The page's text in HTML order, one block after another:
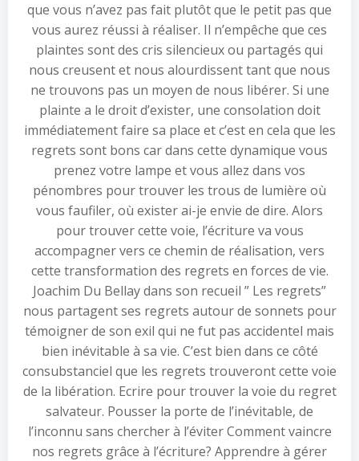
que vous n’avez pas fait plutôt que le petit pas que
vous aurez réussi à réaliser. Il n’empêche que ces
plaintes sont des cris silencieux ou partagés qui
nous creusent et nous alourdissent tant que nous
ne trouvons pas un moyen de nous libérer. Si une
plainte a le droit d’exister, une consolation doit
immédiatement faire sa place et c’est en cela que les
regrets sont bons car dans cette dynamique vous
prenez votre lampe et vous allez dans vos
pénombres pour trouver les trous de lumière où
vous faufiler, où exister ai-je envie de dire. Alors
pour trouver cette voie, l’écriture va vous
accompagner vers ce chemin de réalisation, vers
cette transformation des regrets en forces de vie.
Joachim Du Bellay dans son recueil ” Les regrets”
nous partagent ses regrets autour de sonnets pour
témoigner de son exil qui ne fut pas accidentel mais
bien inévitable à sa vie. C’est bien dans ce côté
consubstanciel que les regrets trouveront cette voie
de la libération. Ecrire pour trouver la voie du regret
salvateur. Pousser la porte de l’inévitable, de
l’inconnu sans chercher à l’éviter Comment vaincre
nos regrets grâce à l’écriture? Apprendre à gérer